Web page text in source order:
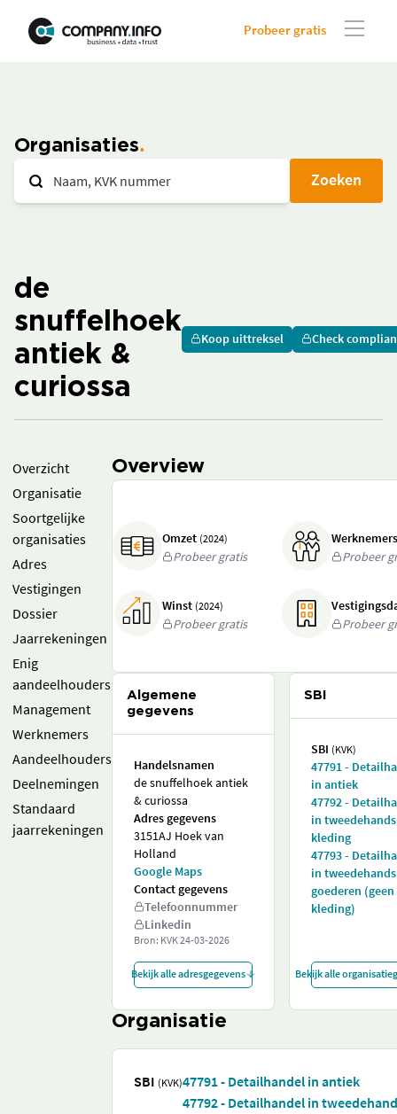
Probeer gratis
Organisaties
Zoeken
de
snuffelhoek
antiek &
curiossa
Koop uittreksel Check
Overzicht
Organisatie
Soortgelijke
organisaties
Adres
Vestigingen
Dossier
Jaarrekeningen
Enig
aandeelhouders
Management
Werknemers
Aandeelhouders
Deelnemingen
Standaard
jaarrekeningen
Overview
Omzet (2024)
Probeer gratis
Probeer
Winst (2024)
Probeer gratis
Probeer
Algemene
gegevens
Handelsnamen
de snuffelhoek antiek
& curiossa
Adres gegevens
3151AJ Hoek van
Holland
Google Maps
Contact gegevens
Telefoonnummer
Linkedin
Bron: KVK24-03-2026
Bekijk alle adresgegevens
SBI
SBI (KVK)
47791 -
in antiek
47792 -
in tweedehands
kleding
47793 -
in tweedehands
goederen (geen
kleding)
Bekijk alle
Organisatie
SBI (KVK)47791 - Detailhandel in antiek
47792 - Detailhandel in